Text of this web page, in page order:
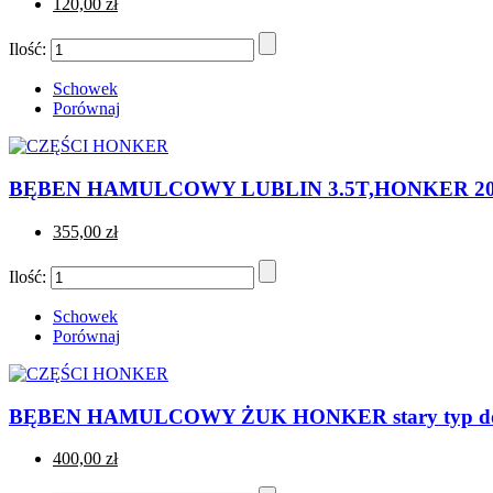
120,00 zł
Ilość:
Schowek
Porównaj
BĘBEN HAMULCOWY LUBLIN 3.5T,HONKER
355,00 zł
Ilość:
Schowek
Porównaj
BĘBEN HAMULCOWY ŻUK HONKER stary typ
400,00 zł